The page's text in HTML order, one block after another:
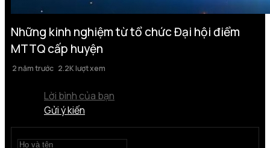
Những kinh nghiệm từ tổ chức Đại hội điểm
MTTQ cấp huyện
2 năm trước 2.2K lượt xem
Lời bình của bạn
Gửi ý kiến